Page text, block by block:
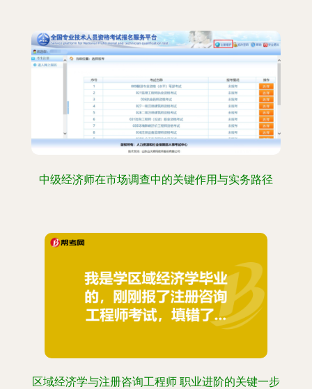
中级经济师在市场调查中的关键作用与实务路径
区域经济学与注册咨询工程师 职业进阶的关键一步